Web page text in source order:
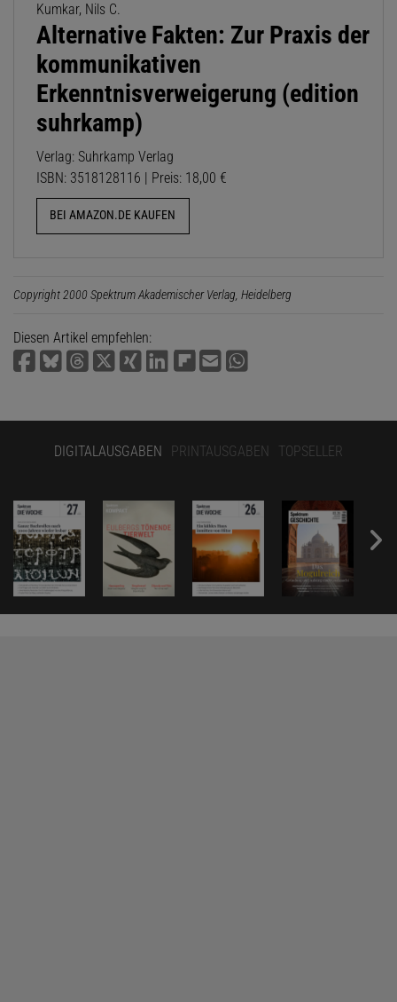
Kumkar, Nils C.
Alternative Fakten: Zur Praxis der
kommunikativen
Erkenntnisverweigerung (edition
suhrkamp)
Verlag: Suhrkamp Verlag
ISBN: 3518128116 | Preis: 18,00 €
BEI AMAZON.DE KAUFEN
Copyright 2000 Spektrum Akademischer Verlag, Heidelberg
Diesen Artikel empfehlen:
DIGITALAUSGABEN PRINTAUSGABEN TOPSELLER